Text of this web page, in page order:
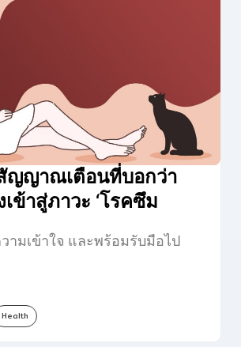
ญญาณเตือนที่บอกว่า
ข้าสู่ภาวะ ‘โรคซึม
ามเข้าใจ และพร้อมรับมือไป
Health